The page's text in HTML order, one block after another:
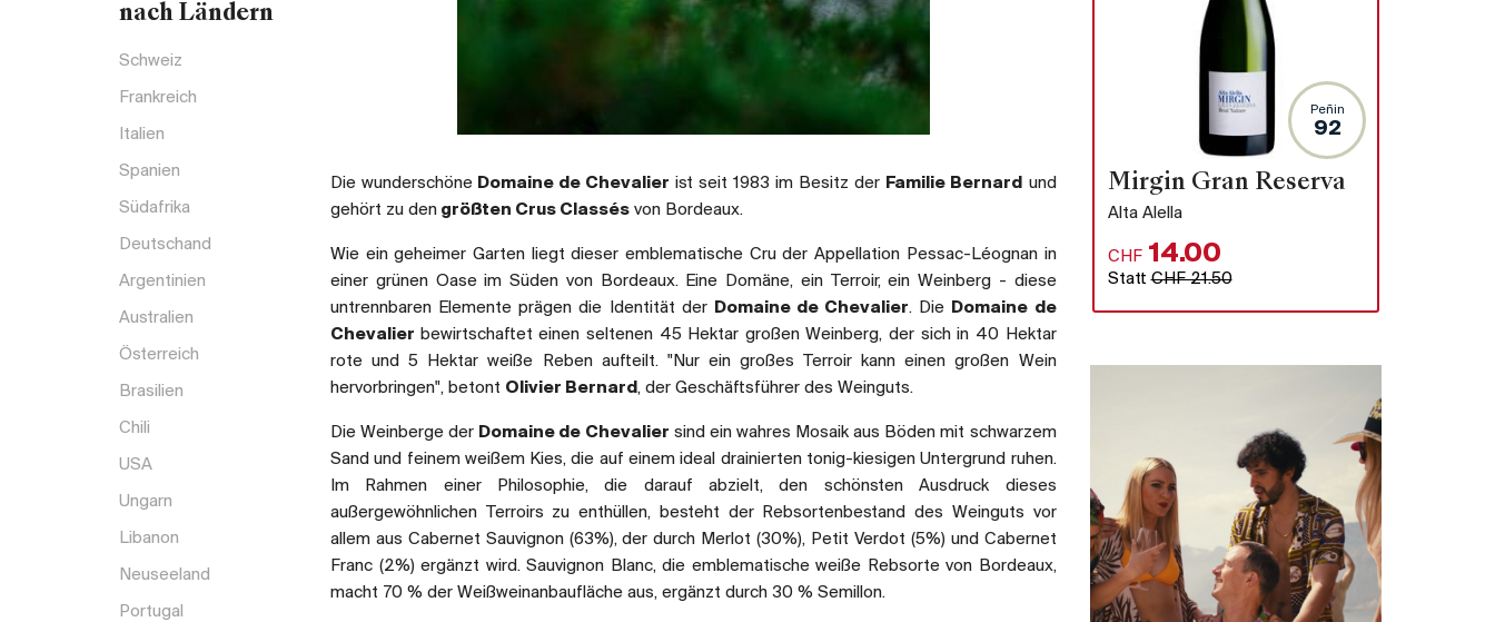
nach Ländern
Schweiz
Frankreich
Italien
Spanien
Südafrika
Deutschand
Argentinien
Australien
Österreich
Brasilien
Chili
USA
Ungarn
Libanon
Neuseeland
Portugal
Die wunderschöne Domaine de Chevalier ist seit 1983 im Besitz der Familie Bernard und
gehört zu den größten Crus Classés von Bordeaux.
Wie ein geheimer Garten liegt dieser emblematische Cru der Appellation Pessac-Léognan in
einer grünen Oase im Süden von Bordeaux. Eine Domäne, ein Terroir, ein Weinberg - diese
untrennbaren Elemente prägen die Identität der Domaine de Chevalier. Die Domaine de
Chevalier bewirtschaftet einen seltenen 45 Hektar großen Weinberg, der sich in 40 Hektar
rote und 5 Hektar weiße Reben aufteilt. "Nur ein großes Terroir kann einen großen Wein
hervorbringen", betont Olivier Bernard, der Geschäftsführer des Weinguts.
Die Weinberge der Domaine de Chevalier sind ein wahres Mosaik aus Böden mit schwarzem
Sand und feinem weißem Kies, die auf einem ideal drainierten tonig-kiesigen Untergrund ruhen.
Im Rahmen einer Philosophie, die darauf abzielt, den schönsten Ausdruck dieses
außergewöhnlichen Terroirs zu enthüllen, besteht der Rebsortenbestand des Weinguts vor
allem aus Cabernet Sauvignon (63%), der durch Merlot (30%), Petit Verdot (5%) und Cabernet
Franc (2%) ergänzt wird. Sauvignon Blanc, die emblematische weiße Rebsorte von Bordeaux,
macht 70 % der Weißweinanbaufläche aus, ergänzt durch 30 % Semillon.
Peñin
92
Mirgin Gran Reserva
Alta Alella
CHF 14.00
StattCHF 21.50